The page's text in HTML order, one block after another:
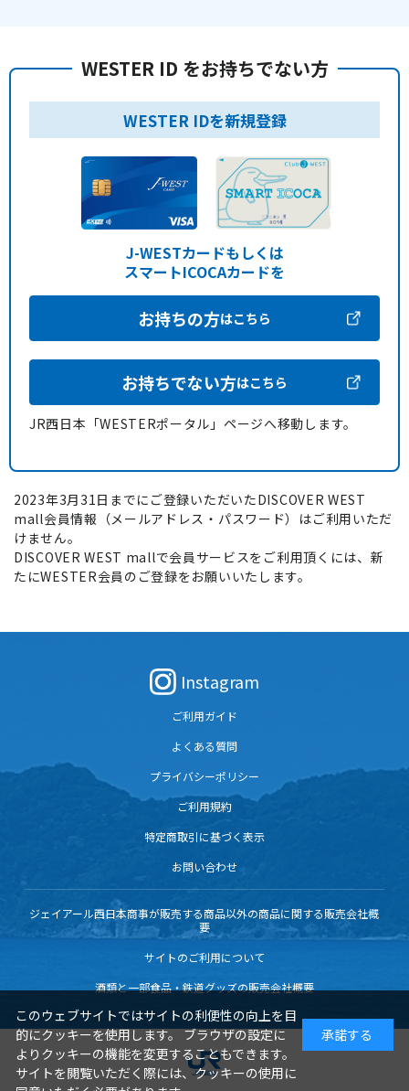
WESTER ID をお持ちでない方
WESTER IDを新規登録
J-WESTカードもしくは
スマートICOCAカードを
お持ちの方はこちら
お持ちでない方はこちら
JR西日本「WESTERポータル」ページへ移動します。
2023年3月31日までにご登録いただいたDISCOVER WEST
mall会員情報（メールアドレス・パスワード）はご利用いただ
けません。
DISCOVER WEST mallで会員サービスをご利用頂くには、新
たにWESTER会員のご登録をお願いいたします。
Instagram
ご利用ガイド
よくある質問
プライバシーポリシー
ご利用規約
特定商取引に基づく表示
お問い合わせ
ジェイアール西日本商事が販売する商品以外の商品に関する販売会社概
要
サイトのご利用について
酒類と一部食品・鉄道グッズの販売会社概要
このウェブサイトではサイトの利便性の向上を目
的にクッキーを使用します。 ブラウザの設定に
よりクッキーの機能を変更することもできます。
サイトを閲覧いただく際には、クッキーの使用に
承諾する